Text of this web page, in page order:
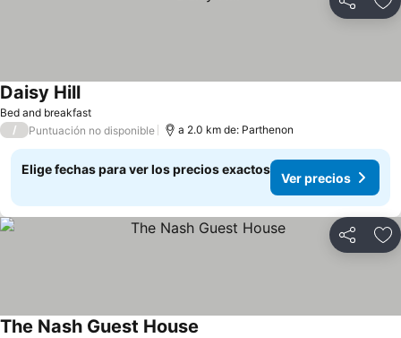
Compartir
Bed and breakfast
Daisy Hill
/ Puntuación no disponible a 2.0 km de: Parthenon
Elige fechas para ver los precios exactos
Ver precios
Compartir
The Nash Guest House